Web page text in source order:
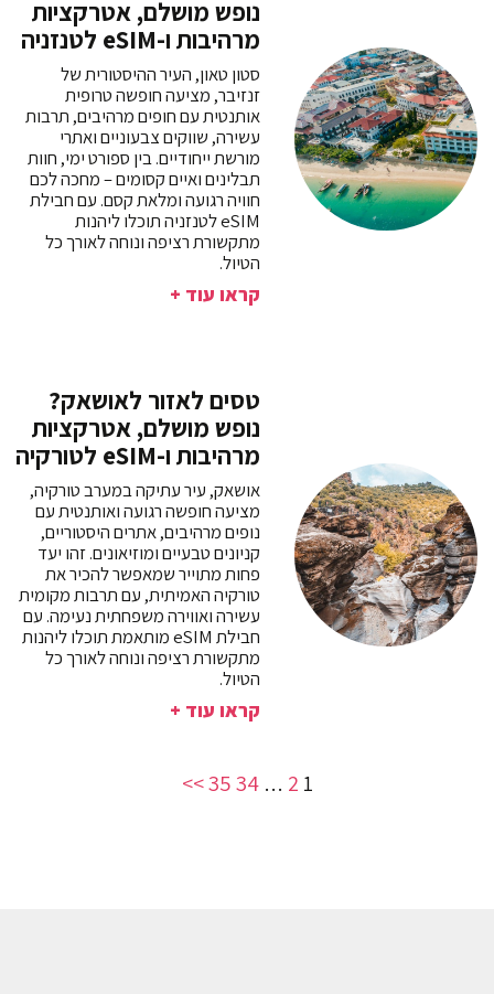
נופש מושלם, אטרקציות
מרהיבות ו-eSIM לטנזניה
סטון טאון, העיר ההיסטורית של
זנזיבר, מציעה חופשה טרופית
אותנטית עם חופים מרהיבים, תרבות
עשירה, שווקים צבעוניים ואתרי
מורשת ייחודיים. בין ספורט ימי, חוות
תבלינים ואיים קסומים – מחכה לכם
חוויה רגועה ומלאת קסם. עם חבילת
eSIM לטנזניה תוכלו ליהנות
מתקשורת רציפה ונוחה לאורך כל
הטיול.
קראו עוד +
טסים לאזור לאושאק?
נופש מושלם, אטרקציות
מרהיבות ו-eSIM לטורקיה
אושאק, עיר עתיקה במערב טורקיה,
מציעה חופשה רגועה ואותנטית עם
נופים מרהיבים, אתרים היסטוריים,
קניונים טבעיים ומוזיאונים. זהו יעד
פחות מתוייר שמאפשר להכיר את
טורקיה האמיתית, עם תרבות מקומית
עשירה ואווירה משפחתית נעימה. עם
חבילת eSIM מותאמת תוכלו ליהנות
מתקשורת רציפה ונוחה לאורך כל
הטיול.
קראו עוד +
1
2
…
34
35
>>